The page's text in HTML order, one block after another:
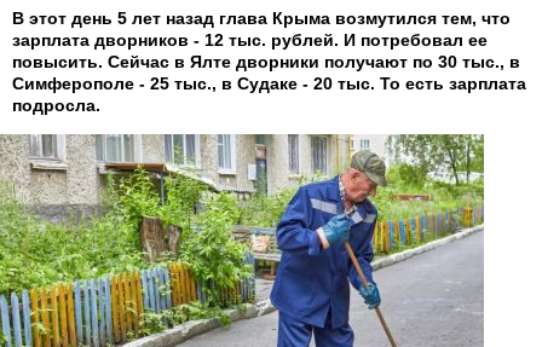
В этот день 5 лет назад глава Крыма возмутился тем, что
зарплата дворников - 12 тыс. рублей. И потребовал ее
повысить. Сейчас в Ялте дворники получают по 30 тыс., в
Симферополе - 25 тыс., в Судаке - 20 тыс. То есть зарплата
подросла.